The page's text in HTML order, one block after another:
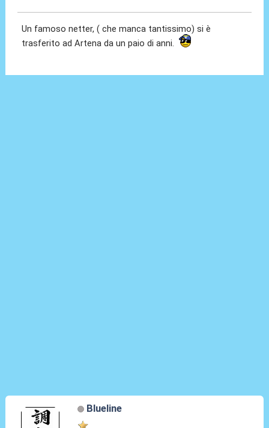
Un famoso netter, ( che manca tantissimo) si è
trasferito ad Artena da un paio di anni.
Blueline